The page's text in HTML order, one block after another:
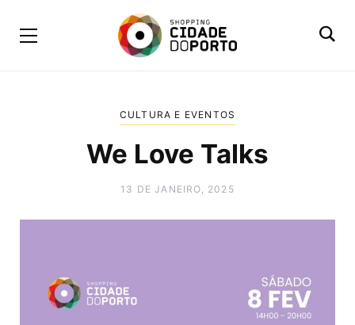
CULTURA E EVENTOS
We Love Talks
13 DE JANEIRO, 2025